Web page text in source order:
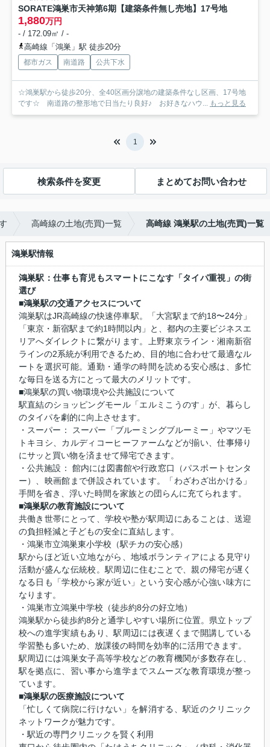
SORATE鴻巣市天神第6期【建築条件無し売地】 17号地
1,880万円
- / 172.09㎡ / -
高崎線「鴻巣」駅 徒歩20分
都市ガス 南道路 公共下水
☆鴻巣駅から徒歩20分、全40区画分譲地の建築条件なし区画、17号地
です☆ 南道路の整形地で日当たり良好♪ お好きなハウ... もっと見る
1
検索条件を変更 まとめてお問い合わせ
高崎線の土地(売買)一覧 高崎線 鴻巣駅の土地(売買)一覧
鴻巣駅情報
鴻巣駅：仕事も育児もスマートにこなす「タイパ重視」の街
選び
■鴻巣駅の交通アクセスについて
鴻巣駅はJR高崎線の快速停車駅。「大宮駅まで約18〜24分」
「東京・新宿駅まで約1時間以内」と、都内の主要ビジネスエ
リアへダイレクトに繋がります。上野東京ライン・湘南新宿
ラインの2系統が利用できるため、目的地に合わせて最適なル
ートを選択可能。通勤・通学の時間を読める安心感は、多忙
な毎日を送る方にとって最大のメリットです。
■鴻巣駅の買い物環境や公共施設について
駅直結のショッピングモール「エルミこうのす」が、暮らし
のタイパを劇的に向上させます。
・スーパー： スーパー「ブルーミングブルーミー」やマツモ
トキヨシ、カルディコーヒーファームなどが揃い、仕事帰り
にサッと買い物を済ませて帰宅できます。
・公共施設： 館内には図書館や行政窓口（パスポートセンタ
ー）、映画館まで併設されています。「わざわざ出かける」
手間を省き、浮いた時間を家族との団らんに充てられます。
■鴻巣駅の教育施設について
共働き世帯にとって、学校や塾が駅周辺にあることは、送迎
の負担軽減と子どもの安全に直結します。
・鴻巣市立鴻巣東小学校（駅チカの安心感）
駅からほど近い立地ながら、地域ボランティアによる見守り
活動が盛んな伝統校。駅周辺に住むことで、親の帰宅が遅く
なる日も「学校から家が近い」という安心感が心強い味方に
なります。
・鴻巣市立鴻巣中学校（徒歩約8分の好立地）
鴻巣駅から徒歩約8分と通学しやすい場所に位置。県立トップ
校への進学実績もあり、駅周辺には夜遅くまで開講している
学習塾も多いため、放課後の時間を効率的に活用できます。
駅周辺には鴻巣女子高等学校などの教育機関が多数存在し、
駅を拠点に、習い事から進学までスムーズな教育環境が整っ
ています。
■鴻巣駅の医療施設について
「忙しくて病院に行けない」を解消する、駅近のクリニック
ネットワークが魅力です。
・駅近の専門クリニックを賢く利用